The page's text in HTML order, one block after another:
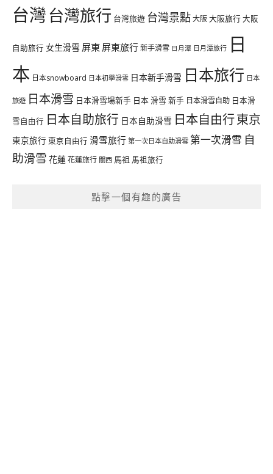
台灣台灣旅行 台灣旅遊 台灣景點大阪大阪旅行大阪
自助旅行 女生滑雪 屏東 屏東旅行新手滑雪 日月潭 日月潭旅行 日
本 日本snowboard 日本初學滑雪 日本新手滑雪 日本旅行 日本
旅遊 日本滑雪 日本滑雪場新手 日本 滑雪 新手 日本滑雪自助 日本滑
雪自由行 日本自助旅行 日本自助滑雪 日本自由行東京
東京旅行 東京自由行 滑雪旅行 第一次日本自助滑雪 第一次滑雪 自
助滑雪 花蓮花蓮旅行 關西 馬祖 馬祖旅行
點擊一個有趣的廣告